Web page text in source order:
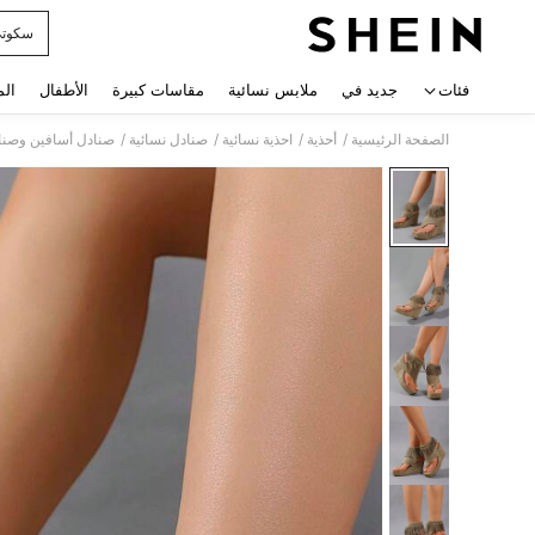
فئات جديد في ملابس نسائية مقاسات كبيرة الأطفال
الصفحة الرئيسية / أحذية / احذية نسائية / صنادل نسائية / صنادل أسافين